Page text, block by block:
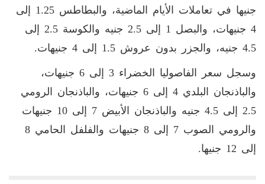
جنيها في تعاملات الأيام الماضية، والبطاطس 1.25 إلى
4 جنيهات، والبصل 1 إلى 2.5 جنيه والكوسة 2.5 إلى
4.5 جنيه، والجزر بدون عروش 1.5 إلى 4 جنيهات.
وسجل سعر الفاصوليا الخضراء 3 إلى 6 جنيهات،
والباذنجان البلدي 4 إلى 6 جنيهات، والباذنجان الرومي
2.5 إلى 4.5 جنيه والباذنجان الأبيض 7 إلى 10 جنيهات
والرومي الصوب 7 إلى 8 جنيهات والفلفل الحامي 8
إلى 12 جنيها.